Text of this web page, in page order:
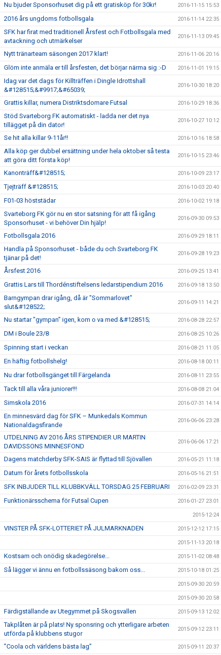
Nu bjuder Sponsorhuset dig på ett gratisköp för 30kr! 2016-11-15 15:53
2016 års ungdoms fotbollsgala 2016-11-14 22:35
SFK har firat med traditionell Årsfest och Fotbollsgala med
avtackning och utmärkelser
2016-11-13 09:45
Nytt tränarteam säsongen 2017 klart! 2016-11-06 20:16
Glöm inte anmäla er till årsfesten, det börjar närma sig :-D 2016-11-01 19:15
Idag var det dags för Killträffen i Dingle Idrottshall
&#128515;&#9917;&#65039;
2016-10-30 18:20
Grattis killar, numera Distriktsdomare Futsal 2016-10-29 18:36
Stöd Svarteborg FK automatiskt - ladda ner det nya
tillägget på din dator!
2016-10-27 10:12
Se hit alla killar 9-11år!! 2016-10-16 18:58
Alla köp ger dubbel ersättning under hela oktober så testa
att göra ditt första köp!
2016-10-15 23:46
Kanonträff&#128515; 2016-10-09 23:17
Tjejträff &#128515; 2016-10-03 20:40
F01-03 höststädar 2016-10-02 19:18
Svarteborg FK gör nu en stor satsning för att få igång
Sponsorhuset - vi behöver Din hjälp!
2016-09-30 09:53
Fotbollsgala 2016 2016-09-29 18:11
Handla på Sponsorhuset - både du och Svarteborg FK
tjänar på det!
2016-09-28 19:23
Årsfest 2016 2016-09-25 13:41
Grattis Lars till Thordénstiftelsens ledarstipendium 2016 2016-09-18 13:50
Barngympan drar igång, då är "Sommarlovet"
slut&#128522;
2016-09-11 14:21
Nu startar "gympan" igen, kom o va med &#128515; 2016-08-28 22:57
DM i Boule 23/8 2016-08-25 10:26
Spinning start i veckan 2016-08-21 11:05
En häftig fotbollshelg! 2016-08-18 00:11
Nu drar fotbollsgänget till Färgelanda 2016-08-11 23:55
Tack till alla våra juniorer!!! 2016-08-08 21:04
Simskola 2016 2016-07-31 14:14
En minnesvärd dag för SFK – Munkedals Kommun
Nationaldagsfirande
2016-06-06 23:28
UTDELNING AV 2016 ÅRS STIPENDIER UR MARTIN
DAVIDSSONS MINNESFOND
2016-06-06 17:21
Dagens matchderby SFK-SAIS är flyttad till Sjövallen 2016-05-21 11:18
Datum för årets fotbollsskola 2016-05-16 21:51
SFK INBJUDER TILL KLUBBKVÄLL TORSDAG 25 FEBRUARI 2016-02-09 23:31
Funktionärsschema för Futsal Cupen 2016-01-27 23:01
2015-12-24
VINSTER PÅ SFK-LOTTERIET PÅ JULMARKNADEN 2015-12-12 17:15
2015-11-13 20:18
Kostsam och onödig skadegörelse... 2015-11-02 08:48
Så lägger vi ännu en fotbollssäsong bakom oss... 2015-10-18 01:25
2015-09-30 20:59
2015-09-30 20:58
Färdigställande av Utegymmet på Skogsvallen 2015-09-13 12:02
Takplåten är på plats! Ny sponsring och ytterligare arbeten
utförda på klubbens stugor
2015-09-12 23:11
”Coola och världens bästa lag” 2015-09-11 20:37